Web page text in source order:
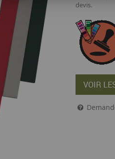
devis.
VOIR